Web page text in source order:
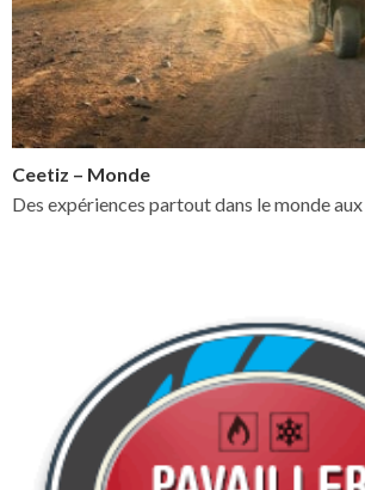
Ceetiz – Monde
Des expériences partout dans le monde